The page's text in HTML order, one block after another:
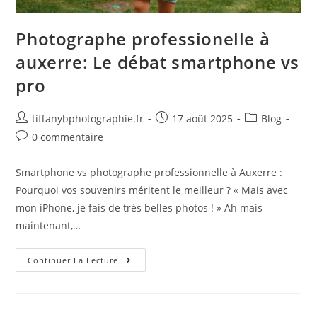
Photographe professionelle à
auxerre: Le débat smartphone vs
pro
tiffanybphotographie.fr 17 août 2025
Blog
0 commentaire
Smartphone vs photographe professionnelle à Auxerre :
Pourquoi vos souvenirs méritent le meilleur ? « Mais avec
mon iPhone, je fais de très belles photos ! » Ah mais
maintenant,…
Continuer La Lecture